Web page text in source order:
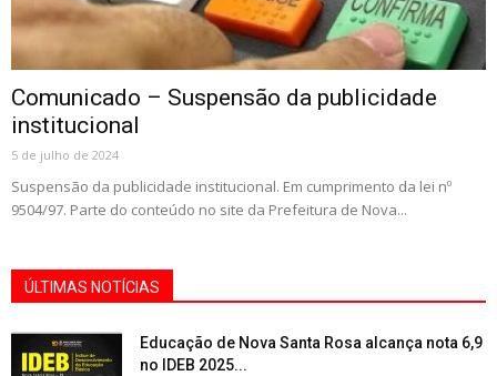
Comunicado – Suspensão da publicidade
institucional
5 de julho de 2024
Suspensão da publicidade institucional. Em cumprimento da lei nº
9504/97. Parte do conteúdo no site da Prefeitura de Nova...
ÚLTIMAS NOTÍCIAS
Educação de Nova Santa Rosa alcança nota 6,9
no IDEB 2025...